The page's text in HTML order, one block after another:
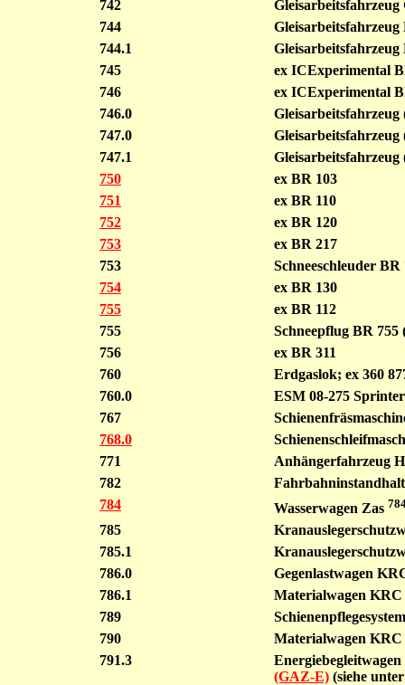
742
744
744.1
745
ex ICExperimental
746
ex ICExperimental
746.0
747.0
Gleisarbeitsfahrzeug
747.1
750
ex BR 103
751
ex BR 110
752
ex BR 120
753
ex BR 217
753
Schneeschleuder
754
ex BR 130
755
ex BR 112
755
Schneepflug BR 755
756
ex BR 311
760
Erdgaslok; ex 360
760.0
ESM 08-275
767
768.0
771
Anhängerfahrzeug
782
784
Wasserwagen Zas
785
785.1
786.0
Gegenlastwagen
786.1
Materialwagen KRC
789
790
Materialwagen KRC
791.3
(GAZ-E) (siehe